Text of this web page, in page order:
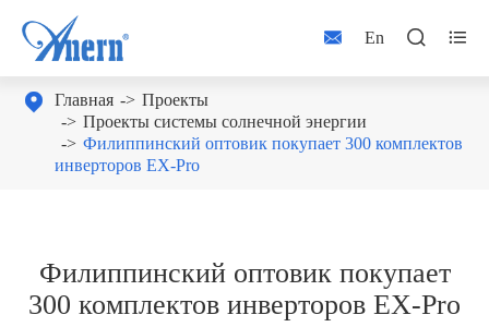
 En  
 Главная
Проекты
Проекты системы солнечной энергии
Филиппинский оптовик покупает 300 комплектов
инверторов EX-Pro
Филиппинский оптовик покупает
300 комплектов инверторов EX-Pro